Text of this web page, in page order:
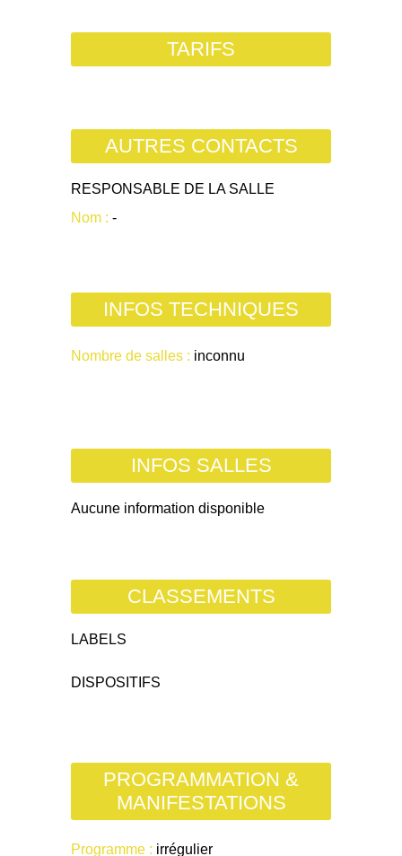
TARIFS
AUTRES CONTACTS
RESPONSABLE DE LA SALLE
Nom : -
INFOS TECHNIQUES
Nombre de salles : inconnu
INFOS SALLES
Aucune information disponible
CLASSEMENTS
LABELS
DISPOSITIFS
PROGRAMMATION &
MANIFESTATIONS
Programme : irrégulier